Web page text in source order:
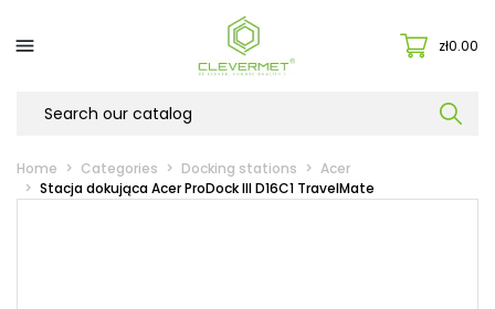
 zł0.00
Home Categories Docking stations
Acer
Stacja dokująca Acer ProDock III D16C1 TravelMate